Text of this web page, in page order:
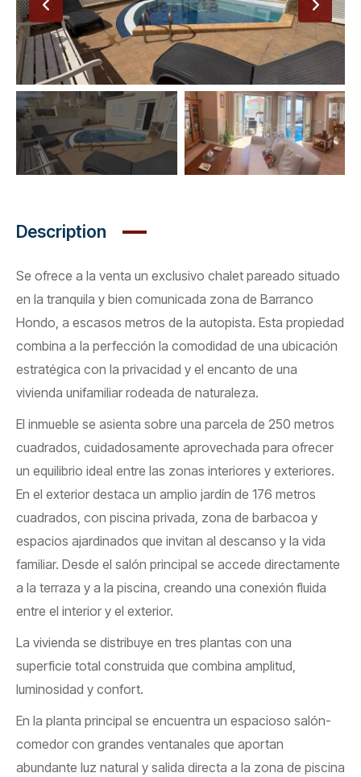
Description
Se ofrece a la venta un exclusivo chalet pareado situado
en la tranquila y bien comunicada zona de Barranco
Hondo, a escasos metros de la autopista. Esta propiedad
combina a la perfección la comodidad de una ubicación
estratégica con la privacidad y el encanto de una
vivienda unifamiliar rodeada de naturaleza.
El inmueble se asienta sobre una parcela de 250 metros
cuadrados, cuidadosamente aprovechada para ofrecer
un equilibrio ideal entre las zonas interiores y exteriores.
En el exterior destaca un amplio jardín de 176 metros
cuadrados, con piscina privada, zona de barbacoa y
espacios ajardinados que invitan al descanso y la vida
familiar. Desde el salón principal se accede directamente
a la terraza y a la piscina, creando una conexión fluida
entre el interior y el exterior.
La vivienda se distribuye en tres plantas con una
superficie total construida que combina amplitud,
luminosidad y confort.
En la planta principal se encuentra un espacioso salón-
comedor con grandes ventanales que aportan
abundante luz natural y salida directa a la zona de piscina